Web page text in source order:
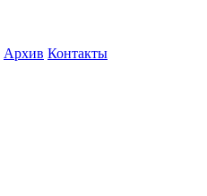
Архив Контакты